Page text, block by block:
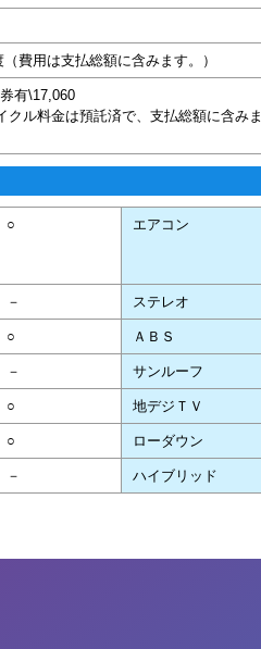
費用は支払総額に含みます。）
券有\17,060
クル料金は預託済で、支払総額に含みま
○ エアコン
－ ステレオ
○ ＡＢＳ
－ サンルーフ
○ 地デジＴＶ
○ ローダウン
－ ハイブリッド